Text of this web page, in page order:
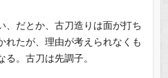
、だとか、古刀造りは面が打ち
れたが、理由が考えられなくも
。古刀は先調子。